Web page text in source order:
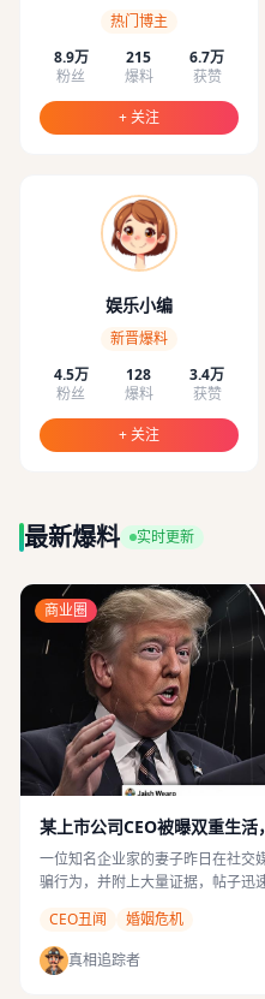
热门博主
8.9万
粉丝
215
爆料
6.7万
获赞
+ 关注
娱乐小编
新晋爆料
4.5万
粉丝
128
爆料
3.4万
获赞
+ 关注
最新爆料 实时更新
商业圈
某上市公司CEO被曝双重生
一位知名企业家的妻子昨日在社交
骗行为，并附上大量证据，帖子迅
CEO丑闻
婚姻危机
真相追踪者